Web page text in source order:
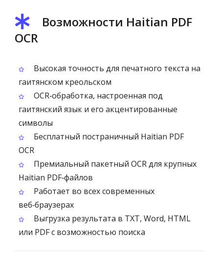
Возможности Haitian PDF
OCR
Высокая точность для печатного текста на
гаитянском креольском
OCR‑обработка, настроенная под
гаитянский язык и его акцентированные
символы
Бесплатный постраничный Haitian PDF
OCR
Премиальный пакетный OCR для крупных
Haitian PDF‑файлов
Работает во всех современных
веб‑браузерах
Выгрузка результата в TXT, Word, HTML
или PDF с возможностью поиска